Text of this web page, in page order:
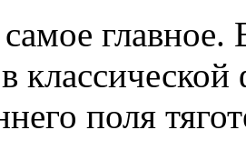
главное.
классической
поля